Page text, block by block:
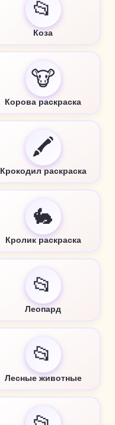
📂
Коза
🐮
Корова раскраска
🖍️
Крокодил раскраска
🐇
Кролик раскраска
📂
Леопард
📂
Лесные животные